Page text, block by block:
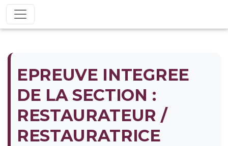
EPREUVE INTEGREE
DE LA SECTION :
RESTAURATEUR /
RESTAURATRICE